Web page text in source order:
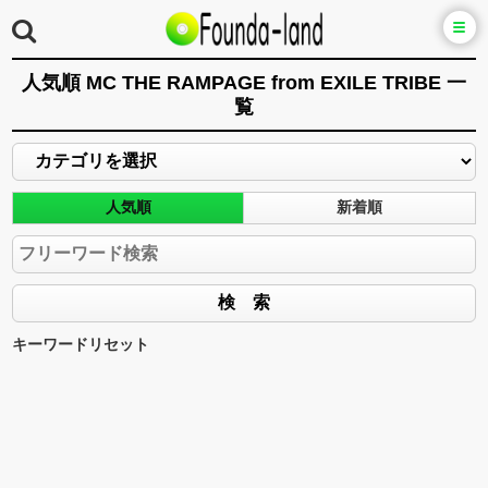
人気順 MC THE RAMPAGE from EXILE TRIBE 一
覧
人気順 新着順
キーワードリセット